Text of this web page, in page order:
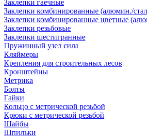
Заклепки гаечные
Заклепки комбинированные (алюмин./
Заклепки комбинированные цветные
Заклепки резьбовые
Заклепки шестигранные
Пружинный узел сила
Кляймеры
Крепления для строительных лесов
Кронштейны
Метрика
Болты
Гайки
Кольцо с метрической резьбой
Крюки с метрической резьбой
Шайбы
Шпильки